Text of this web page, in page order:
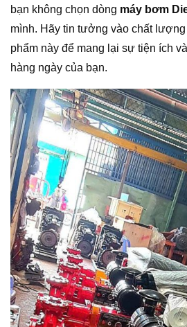
bạn không chọn dòng máy bơm
mình. Hãy tin tưởng vào chất
phẩm này để mang lại sự tiện ích
hàng ngày của bạn.